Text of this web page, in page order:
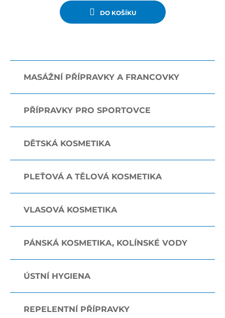
DO KOŠÍKU
MASÁŽNÍ PŘÍPRAVKY A FRANCOVKY
PŘÍPRAVKY PRO SPORTOVCE
DĚTSKÁ KOSMETIKA
PLEŤOVÁ A TĚLOVÁ KOSMETIKA
VLASOVÁ KOSMETIKA
PÁNSKÁ KOSMETIKA, KOLÍNSKÉ VODY
ÚSTNÍ HYGIENA
REPELENTNÍ PŘÍPRAVKY